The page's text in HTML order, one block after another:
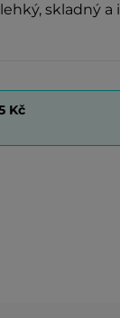
skladný a
Kč